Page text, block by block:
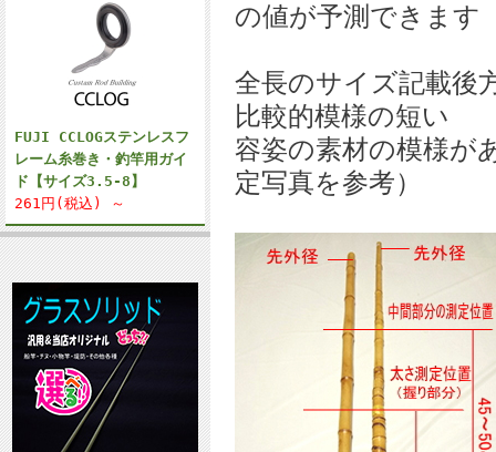
FUJI CCLOGステンレスフ
レーム糸巻き・釣竿用ガイ
ド【サイズ3.5-8】
261円(税込) ～
の値が予測できます
全長のサイズ記載
比較的模様の短い
容姿の素材の模様が
定写真を参考）